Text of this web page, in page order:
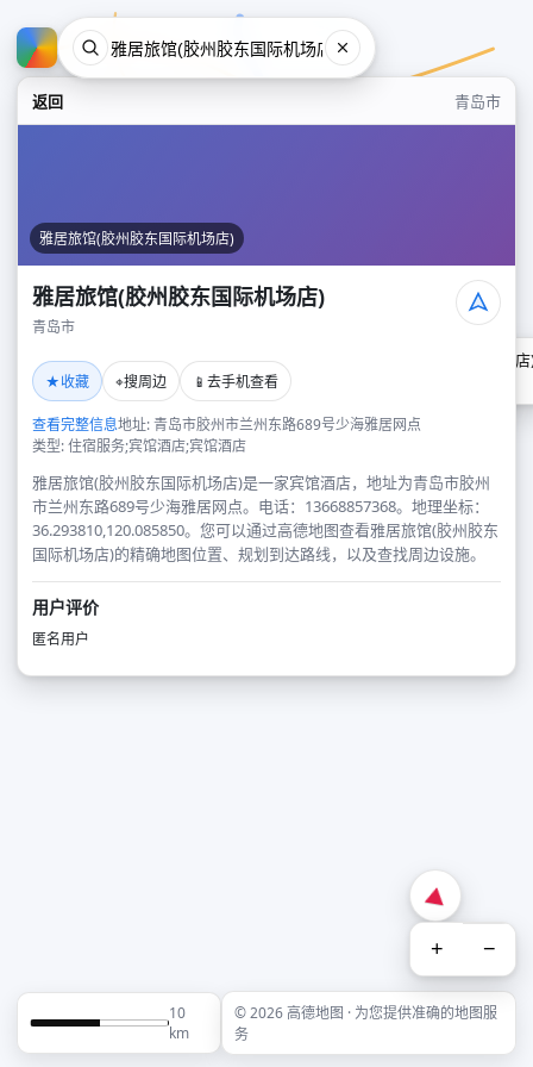
返回 青岛市
雅居旅馆(胶州胶东国际机场店)
雅居旅馆(胶州胶东国际机场店)
青岛市
★收藏 ⌖搜周边 📱 去手机查看
查看完整信息地址: 青岛市胶州市兰州东路689号少海雅居网点
类型: 住宿服务;宾馆酒店;宾馆酒店
雅居旅馆(胶州胶东国际机场店)是一家宾馆酒店，地址为青岛市胶州
市兰州东路689号少海雅居网点。电话：13668857368。地理坐标：
36.293810,120.085850。您可以通过高德地图查看雅居旅馆(胶州胶东
国际机场店)的精确地图位置、规划到达路线，以及查找周边设施。
用户评价
匿名用户
雅居旅馆(胶州胶东国际机场
+ −
10
km
© 2026 高德地图 · 为您提供准确的地图服
务